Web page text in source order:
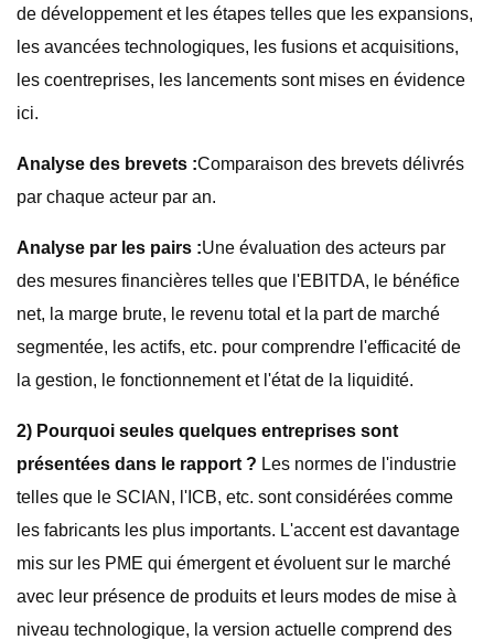
de développement et les étapes telles que les expansions,
les avancées technologiques, les fusions et acquisitions,
les coentreprises, les lancements sont mises en évidence
ici.
Analyse des brevets :Comparaison des brevets délivrés
par chaque acteur par an.
Analyse par les pairs :Une évaluation des acteurs par
des mesures financières telles que l'EBITDA, le bénéfice
net, la marge brute, le revenu total et la part de marché
segmentée, les actifs, etc. pour comprendre l'efficacité de
la gestion, le fonctionnement et l'état de la liquidité.
2) Pourquoi seules quelques entreprises sont
présentées dans le rapport ? Les normes de l'industrie
telles que le SCIAN, l'ICB, etc. sont considérées comme
les fabricants les plus importants. L'accent est davantage
mis sur les PME qui émergent et évoluent sur le marché
avec leur présence de produits et leurs modes de mise à
niveau technologique, la version actuelle comprend des